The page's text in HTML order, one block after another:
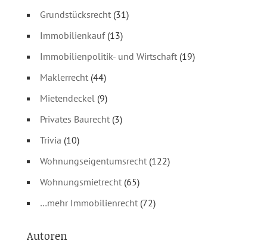
Grundstücksrecht(31)
Immobilienkauf(13)
Immobilienpolitik- und Wirtschaft(19)
Maklerrecht(44)
Mietendeckel(9)
Privates Baurecht(3)
Trivia (10)
Wohnungseigentumsrecht(122)
Wohnungsmietrecht(65)
…mehr Immobilienrecht(72)
Autoren